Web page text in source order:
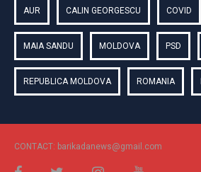
AUR CALIN GEORGESCU COVID
MAIA SANDU MOLDOVA PSD
REPUBLICA MOLDOVA ROMANIA
CONTACT: barikadanews@gmail.com